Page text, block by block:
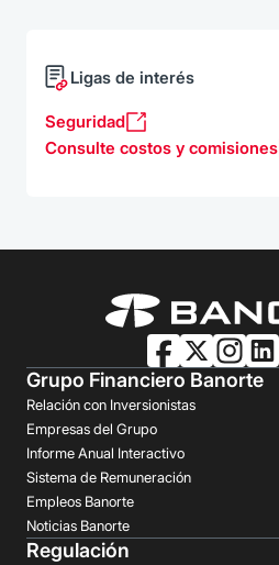
Ligas de interés
Seguridad
Consulte costos y comisiones
Grupo Financiero Banorte
Relación con Inversionistas
Empresas del Grupo
Informe Anual Interactivo
Sistema de Remuneración
Empleos Banorte
Noticias Banorte
Regulación